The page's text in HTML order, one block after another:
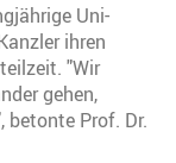
Uni-
ihren
"Wir
gehen,
betonte Prof. Dr.